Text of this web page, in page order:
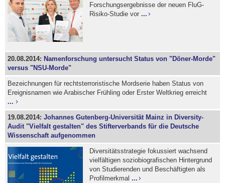
Forschungsergebnisse der neuen FluG-
Risiko-Studie vor ...
20.08.2014: Namenforschung untersucht Status von "Döner-Morde"
versus "NSU-Morde"
Bezeichnungen für rechtsterroristische Mordserie haben Status von
Ereignisnamen wie Arabischer Frühling oder Erster Weltkrieg erreicht
...
19.08.2014:Johannes Gutenberg-Universität Mainz in Diversity-
Audit "Vielfalt gestalten" des Stifterverbands für die Deutsche
Wissenschaft aufgenommen
Diversitätsstrategie fokussiert wachsend
vielfältigen soziobiografischen Hintergrund
von Studierenden und Beschäftigten als
Profilmerkmal ...